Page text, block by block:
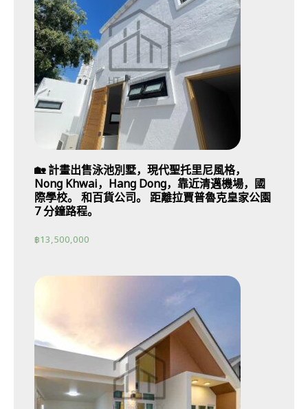
🏡 計畫出售泳池別墅，現代聖托里尼風格，
Nong Khwai，Hang Dong，靠近清邁機場，國
際學校。 和百貨公司。 距離拉賈普魯克皇家公園
7 分鐘路程。
฿13,500,000